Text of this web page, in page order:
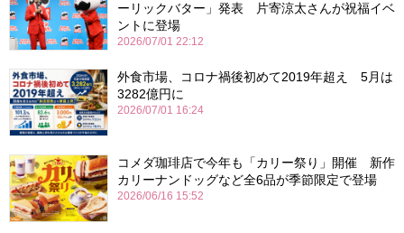
ーリックバター」発表 片寄涼太さんが祝福イベ
ントに登場
2026/07/01 22:12
外食市場、コロナ禍後初めて2019年超え 5月は
3282億円に
2026/07/01 16:24
コメダ珈琲店で今年も「カリー祭り」開催 新作
カリーナンドッグなど全6品が季節限定で登場
2026/06/16 15:52